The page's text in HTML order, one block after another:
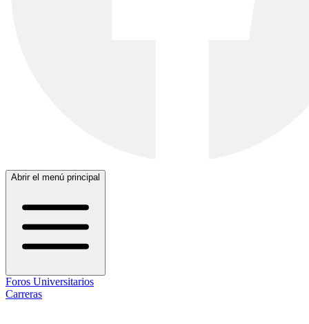
Abrir el menú principal
Foros Universitarios
Carreras